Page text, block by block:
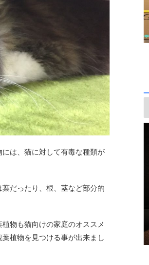
は、猫に対して有毒な種類が
だったり、根、茎など部分的
物も猫向けの家庭のオススメ
植物を見つける事が出来まし